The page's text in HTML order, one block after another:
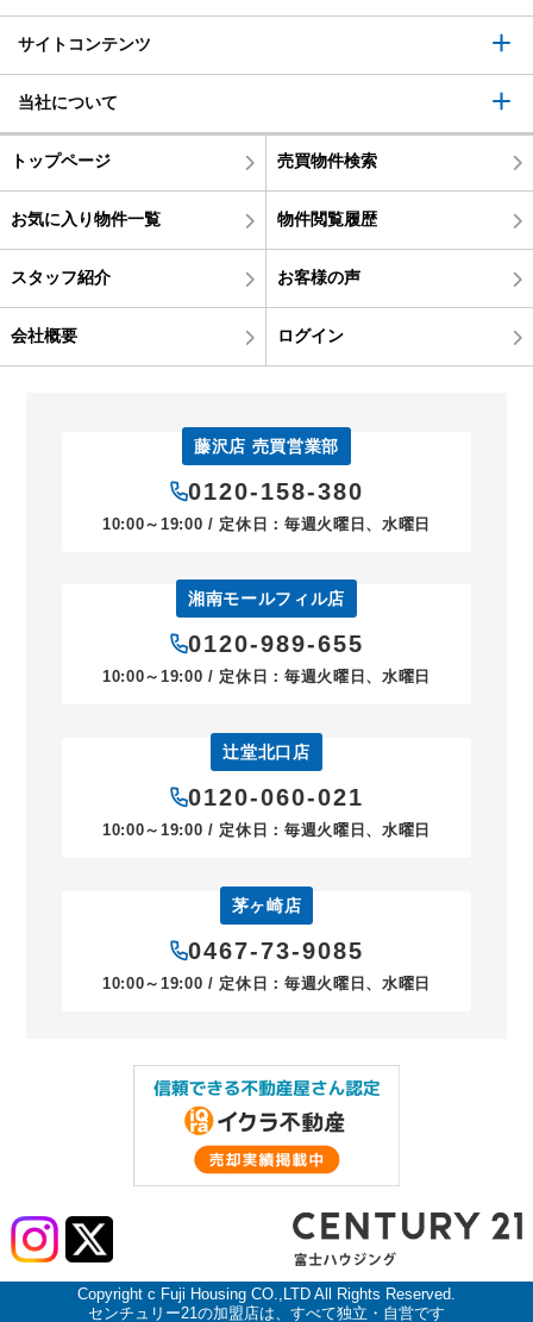
サイトコンテンツ
当社について
トップページ 売買物件検索
お気に入り物件一覧 物件閲覧履歴
スタッフ紹介 お客様の声
会社概要 ログイン
藤沢店 売買営業部
0120-158-380
10:00～19:00 / 定休日：毎週火曜日、水曜日
湘南モールフィル店
0120-989-655
10:00～19:00 / 定休日：毎週火曜日、水曜日
辻堂北口店
0120-060-021
10:00～19:00 / 定休日：毎週火曜日、水曜日
茅ヶ崎店
0467-73-9085
10:00～19:00 / 定休日：毎週火曜日、水曜日
Copyright c Fuji Housing CO.,LTD All Rights Reserved.
センチュリー21の加盟店は、すべて独立・自営です